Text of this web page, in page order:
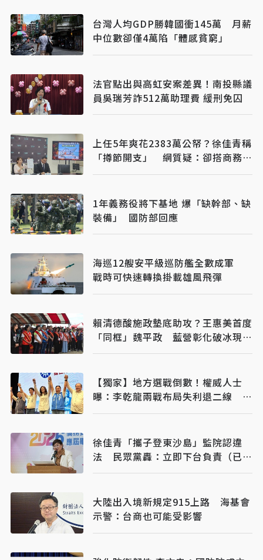
台灣人均GDP勝韓國衝145萬 月薪
中位數卻僅4萬陷「體感貧窮」
法官點出與高虹安案差異！南投縣議
員吳瑞芳詐512萬助理費 緩刑免囚
上任5年爽花2383萬公帑？徐佳青稱
「撙節開支」 網質疑：卻搭商務
艙？
1年義務役將下基地 爆「缺幹部、缺
裝備」 國防部回應
海巡12艘安平級巡防艦全數成軍
戰時可快速轉換掛載雄風飛彈
賴清德酸施政墊底助攻？王惠美首度
「同框」魏平政 藍營彰化破冰現曙
光
【獨家】地方選戰倒數！權威人士
曝：李乾龍兩戰布局失利退二線 鄭
麗文扛責整合艱困選區
徐佳青「攜子登東沙島」監院認違
法 民眾黨轟：立即下台負責（已完
稿）
大陸出入境新規定915上路 海基會
示警：台商也可能受影響